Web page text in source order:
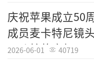
庆祝苹果成立50
成员麦卡特尼镜
Park惊艳亮相
2026-06-01 40719